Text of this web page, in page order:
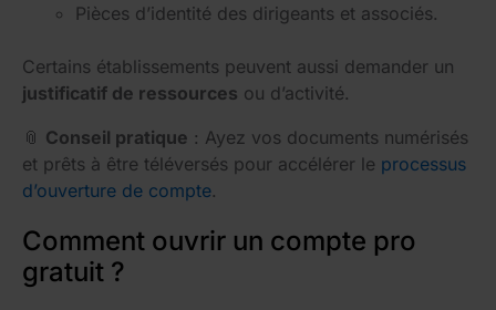
Pièces d’identité des dirigeants et associés.
Certains établissements peuvent aussi demander un
justificatif de ressources ou d’activité.
📎 Conseil pratique : Ayez vos documents numérisés
et prêts à être téléversés pour accélérer le processus
d’ouverture de compte.
Comment ouvrir un compte pro
gratuit ?